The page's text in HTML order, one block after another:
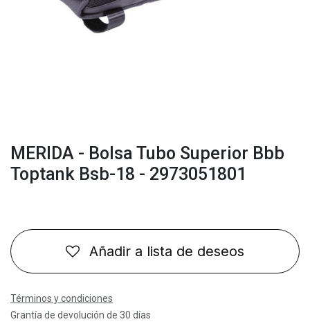
MERIDA - Bolsa Tubo Superior Bbb
Toptank Bsb-18 - 2973051801
Añadir a lista de deseos
Términos y condiciones
Grantía de devolución de 30 días